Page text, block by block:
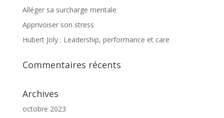
Alléger sa surcharge mentale
Apprivoiser son stress
Hubert Joly : Leadership, performance et care
Commentaires récents
Archives
octobre 2023